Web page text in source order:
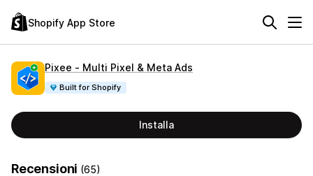
Shopify App Store
Pixee ‑ Multi Pixel & Meta Ads
Built for Shopify
Installa
Recensioni (65)